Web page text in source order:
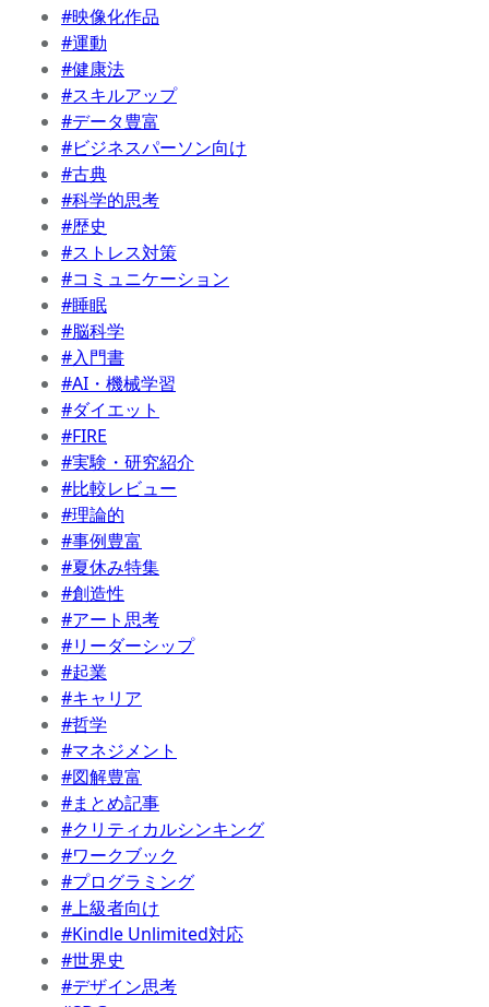
#映像化作品
#運動
#健康法
#スキルアップ
#データ豊富
#ビジネスパーソン向け
#古典
#科学的思考
#歴史
#ストレス対策
#コミュニケーション
#睡眠
#脳科学
#入門書
#AI・機械学習
#ダイエット
#FIRE
#実験・研究紹介
#比較レビュー
#理論的
#事例豊富
#夏休み特集
#創造性
#アート思考
#リーダーシップ
#起業
#キャリア
#哲学
#マネジメント
#図解豊富
#まとめ記事
#クリティカルシンキング
#ワークブック
#プログラミング
#上級者向け
#Kindle Unlimited対応
#世界史
#デザイン思考